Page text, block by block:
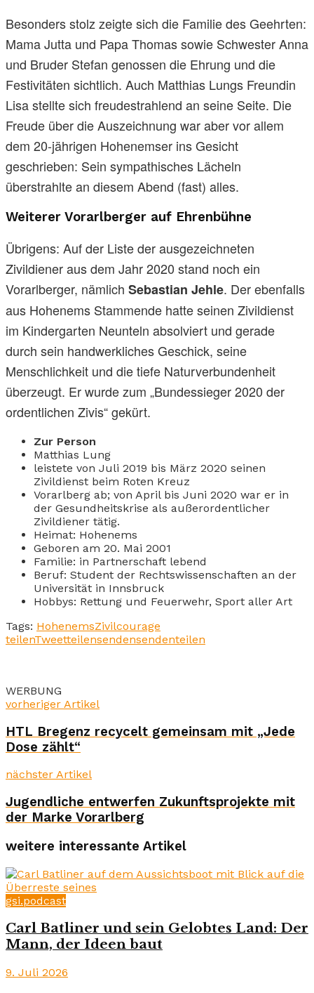
Besonders stolz zeigte sich die Familie des Geehrten:
Mama Jutta und Papa Thomas sowie Schwester Anna
und Bruder Stefan genossen die Ehrung und die
Festivitäten sichtlich. Auch Matthias Lungs Freundin
Lisa stellte sich freudestrahlend an seine Seite. Die
Freude über die Auszeichnung war aber vor allem
dem 20-jährigen Hohenemser ins Gesicht
geschrieben: Sein sympathisches Lächeln
überstrahlte an diesem Abend (fast) alles.
Weiterer Vorarlberger auf Ehrenbühne
Übrigens: Auf der Liste der ausgezeichneten
Zivildiener aus dem Jahr 2020 stand noch ein
Vorarlberger, nämlich Sebastian Jehle. Der ebenfalls
aus Hohenems Stammende hatte seinen Zivildienst
im Kindergarten Neunteln absolviert und gerade
durch sein handwerkliches Geschick, seine
Menschlichkeit und die tiefe Naturverbundenheit
überzeugt. Er wurde zum „Bundessieger 2020 der
ordentlichen Zivis“ gekürt.
Zur Person
Matthias Lung
leistete von Juli 2019 bis März 2020 seinen
Zivildienst beim Roten Kreuz
Vorarlberg ab; von April bis Juni 2020 war er in
der Gesundheitskrise als außerordentlicher
Zivildiener tätig.
Heimat: Hohenems
Geboren am 20. Mai 2001
Familie: in Partnerschaft lebend
Beruf: Student der Rechtswissenschaften an der
Universität in Innsbruck
Hobbys: Rettung und Feuerwehr, Sport aller Art
Tags: HohenemsZivilcourage
teilenTweetteilensendensendenteilen
WERBUNG
vorheriger Artikel
HTL Bregenz recycelt gemeinsam mit „Jede
Dose zählt“
nächster Artikel
Jugendliche entwerfen Zukunftsprojekte mit
der Marke Vorarlberg
weitere interessante Artikel
gsi.podcast
Carl Batliner und sein Gelobtes Land: Der
Mann, der Ideen baut
9. Juli 2026